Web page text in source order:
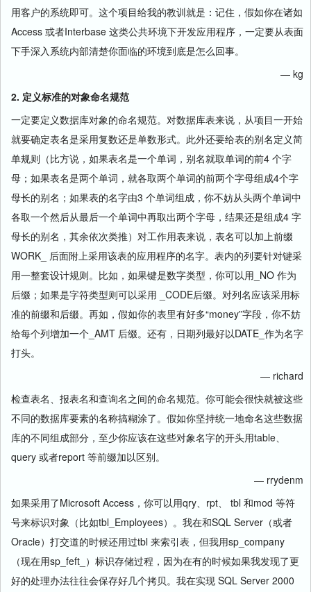
用客户的系统即可。这个项目给我的教训就是：记住，假如你在诸如
Access 或者Interbase 这类公共环境下开发应用程序，一定要从表面
下手深入系统内部清楚你面临的环境到底是怎么回事。
— kg
2. 定义标准的对象命名规范
一定要定义数据库对象的命名规范。对数据库表来说，从项目一开始
就要确定表名是采用复数还是单数形式。此外还要给表的别名定义简
单规则（比方说，如果表名是一个单词，别名就取单词的前4 个字
母；如果表名是两个单词，就各取两个单词的前两个字母组成4个字
母长的别名；如果表的名字由3 个单词组成，你不妨从头两个单词中
各取一个然后从最后一个单词中再取出两个字母，结果还是组成4 字
母长的别名，其余依次类推）对工作用表来说，表名可以加上前缀
WORK_ 后面附上采用该表的应用程序的名字。表内的列要针对键采
用一整套设计规则。比如，如果键是数字类型，你可以用_NO 作为
后缀；如果是字符类型则可以采用 _CODE后缀。对列名应该采用标
准的前缀和后缀。再如，假如你的表里有好多“money”字段，你不妨
给每个列增加一个_AMT 后缀。还有，日期列最好以DATE_作为名字
打头。
— richard
检查表名、报表名和查询名之间的命名规范。你可能会很快就被这些
不同的数据库要素的名称搞糊涂了。假如你坚持统一地命名这些数据
库的不同组成部分，至少你应该在这些对象名字的开头用table、
query 或者report 等前缀加以区别。
— rrydenm
如果采用了Microsoft Access，你可以用qry、rpt、 tbl 和mod 等符
号来标识对象（比如tbl_Employees）。我在和SQL Server（或者
Oracle）打交道的时候还用过tbl 来索引表，但我用sp_company
（现在用sp_feft_）标识存储过程，因为在有的时候如果我发现了更
好的处理办法往往会保存好几个拷贝。我在实现 SQL Server 2000